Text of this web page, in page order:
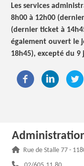
Les services
8h00 à 12h00
(dernier ticket à
également ouvert le
18h45), excepté du
Adresse :
Rue de Stalle 77 -
Téléphone :